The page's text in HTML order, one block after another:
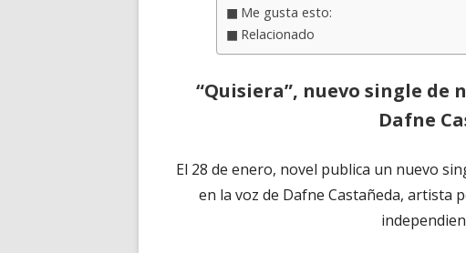
Me gusta esto:
Relacionado
“Quisiera”, nuevo single de
Dafne
El 28 de enero, novel publica un nuevo
en la voz de Dafne Castañeda, artista